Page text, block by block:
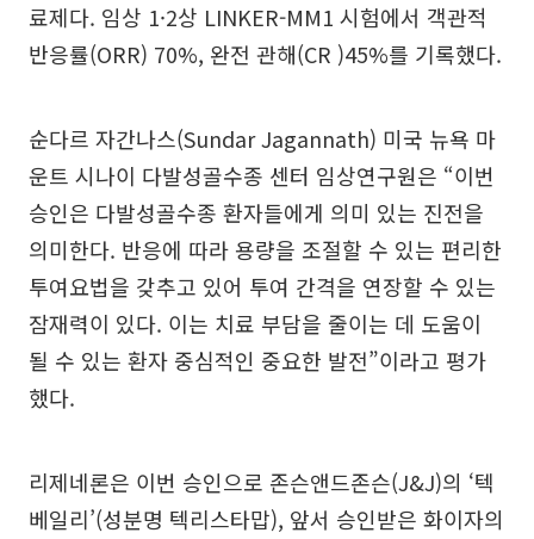
료제다. 임상 1·2상 LINKER-MM1 시험에서 객관적
반응률(ORR) 70%, 완전 관해(CR )45%를 기록했다.
순다르 자간나스(Sundar Jagannath) 미국 뉴욕 마
운트 시나이 다발성골수종 센터 임상연구원은 “이번
승인은 다발성골수종 환자들에게 의미 있는 진전을
의미한다. 반응에 따라 용량을 조절할 수 있는 편리한
투여요법을 갖추고 있어 투여 간격을 연장할 수 있는
잠재력이 있다. 이는 치료 부담을 줄이는 데 도움이
될 수 있는 환자 중심적인 중요한 발전”이라고 평가
했다.
리제네론은 이번 승인으로 존슨앤드존슨(J&J)의 ‘텍
베일리’(성분명 텍리스타맙), 앞서 승인받은 화이자의